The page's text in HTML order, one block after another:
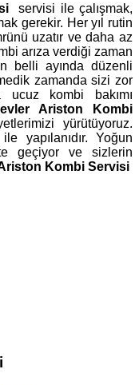
servisi ile çalışmak,
gerekir. Her yıl rutin
uzatır ve daha az
arıza verdiği zaman
belli ayında düzenli
zamanda sizi zor
kombi bakımı
Ariston Kombi
yürütüyoruz.
yapılanıdır. Yoğun
geçiyor ve sizlerin
Kombi Servisi